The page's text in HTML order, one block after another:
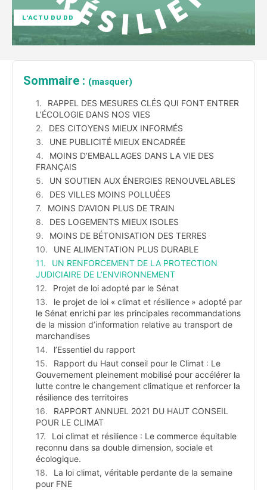
L'ACTU DU DD
Sommaire : (masquer)
RAPPEL DES MESURES CLÉS QUI FONT ENTRER
L’ÉCOLOGIE DANS NOS VIES
DES CITOYENS MIEUX INFORMÉS
UNE PUBLICITÉ MIEUX ENCADRÉE
MOINS D’EMBALLAGES DANS LA VIE DES
FRANÇAIS
UN SOUTIEN AUX ÉNERGIES RENOUVELABLES
DES VILLES MOINS POLLUÉES
MOINS D’AVION PLUS DE TRAIN
DES LOGEMENTS MIEUX ISOLES
MOINS DE BÉTONISATION DES TERRES
UNE ALIMENTATION PLUS DURABLE
UN RENFORCEMENT DE LA PROTECTION
JUDICIAIRE DE L’ENVIRONNEMENT
Projet de loi adopté par le Sénat
le projet de loi « climat et résilience » adopté par
le Sénat enrichi par les principales recommandations
de la mission d’information relative au transport de
marchandises
l’Essentiel du rapport
Rapport du Haut conseil pour le Climat : Le
Gouvernement pleinement mobilisé pour accélérer la
lutte contre le changement climatique et renforcer la
résilience des territoires
RAPPORT ANNUEL 2021 DU HAUT CONSEIL
POUR LE CLIMAT
Loi climat et résilience : Le commerce équitable
reconnu dans sa double dimension, sociale et
écologique.
La loi climat, véritable perdante de la semaine
pour FNE